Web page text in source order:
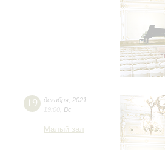
19 декабря 2021
19:00 Вс
Малый зал